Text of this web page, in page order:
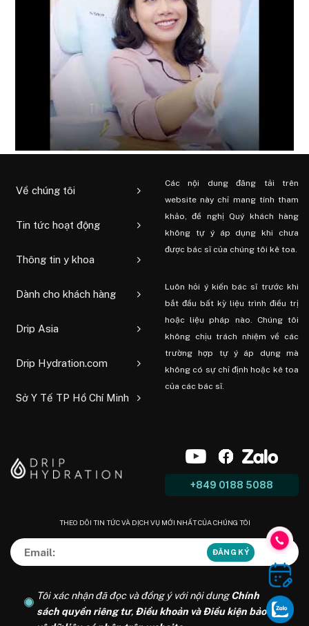
Về chúng tôi
Tin tức hoạt động
Thông tin y khoa
Dành cho khách hàng
Drip Asia
Drip Hydration.com
Sở Y Tế TP Hồ Chí Minh
Các nội dung đăng tải trên
website này chỉ mang tính tham
khảo, đề nghị Quý khách hàng
không tự ý áp dụng khi chưa
được bác sĩ của chúng tôi kê toa.
Luôn hỏi ý kiến ​​bác sĩ trước khi
bắt đầu bất kỳ liệu trình điều trị
hoặc liệu pháp nào. Chúng tôi
không chịu trách nhiệm về các
trường hợp tự ý áp dụng mà
không có sự chỉ định hoặc kê toa
của các bác sĩ.
+849 0188 5088
THEO DÕI TIN TỨC VÀ DỊCH VỤ MỚI NHẤT CỦA CHÚNG TÔI
Tôi xác nhận đã đọc và đồng ý với nội dungChính
sách quyền riêng tư, Điều khoản và Điều kiện bảo